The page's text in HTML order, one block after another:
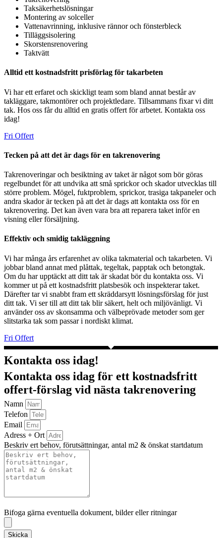
Taksäkerhetslösningar
Montering av solceller
Vattenavrinning, inklusive rännor och fönsterbleck
Tilläggsisolering
Skorstensrenovering
Taktvätt
Alltid ett kostnadsfritt prisförlag för takarbeten
Vi har ett erfaret och skickligt team som bland annat består av
takläggare, takmontörer och projektledare. Tillsammans fixar vi ditt
tak. Hos oss får du alltid en gratis offert för arbetet. Kontakta oss
idag!
Fri Offert
Tecken på att det är dags för en takrenovering
Takrenoveringar och besiktning av taket är något som bör göras
regelbundet för att undvika att små sprickor och skador utvecklas till
större problem. Mögel, fuktproblem, sprickor, trasiga takpaneler och
andra skador är tecken på att det är dags att kontakta oss för en
takrenovering. Det kan även vara bra att reparera taket inför en
visning eller försäljning.
Effektiv och smidig takläggning
Vi har många års erfarenhet av olika takmaterial och takarbeten. Vi
jobbar bland annat med plåttak, tegeltak, papptak och betongtak.
Om du har upptäckt att ditt tak är skadat bör du kontakta oss. Vi
kommer ut på ett kostnadsfritt platsbesök och inspekterar taket.
Därefter tar vi snabbt fram ett skräddarsytt lösningsförslag för just
ditt tak. Vi ser till att ditt tak blir säkert, helt och miljövänligt. Vi
använder oss av skonsamma och välbeprövade metoder som ger
slitstarka tak som passar i nordiskt klimat.
Fri Offert
Kontakta oss idag!
Kontakta oss idag för ett kostnadsfritt
offert-förslag vid nästa takrenovering
Namn
Telefon
Email
Adress + Ort
Beskriv ert behov, förutsättningar, antal m2 & önskat startdatum
Bifoga gärna eventuella dokument, bilder eller ritningar
Skicka